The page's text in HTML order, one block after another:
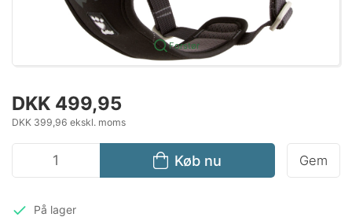
Forstør
DKK 499,95
DKK 399,96 ekskl. moms
Køb nu Gem
På lager